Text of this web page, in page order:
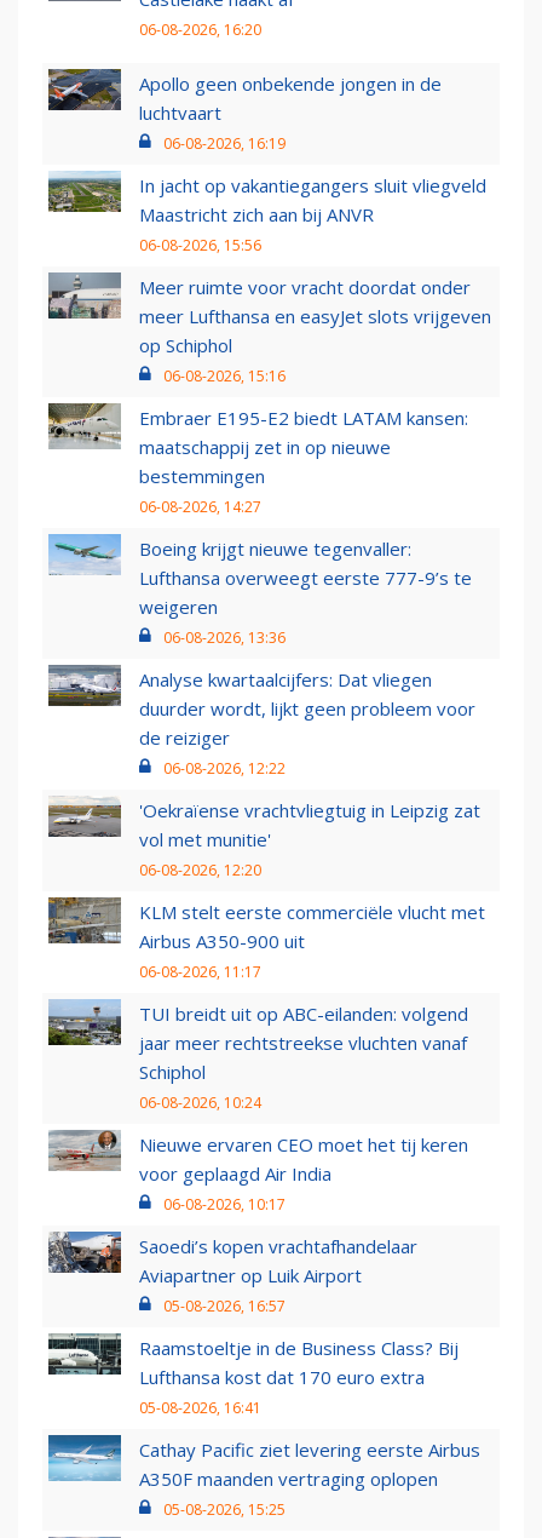
06-08-2026, 16:20
Apollo geen onbekende jongen in de
luchtvaart
06-08-2026, 16:19
In jacht op vakantiegangers sluit vliegveld
Maastricht zich aan bij ANVR
06-08-2026, 15:56
Meer ruimte voor vracht doordat onder
meer Lufthansa en easyJet slots vrijgeven
op Schiphol
06-08-2026, 15:16
Embraer E195-E2 biedt LATAM kansen:
maatschappij zet in op nieuwe
bestemmingen
06-08-2026, 14:27
Boeing krijgt nieuwe tegenvaller:
Lufthansa overweegt eerste 777-9’s te
weigeren
06-08-2026, 13:36
Analyse kwartaalcijfers: Dat vliegen
duurder wordt, lijkt geen probleem voor
de reiziger
06-08-2026, 12:22
'Oekraïense vrachtvliegtuig in Leipzig zat
vol met munitie'
06-08-2026, 12:20
KLM stelt eerste commerciële vlucht met
Airbus A350-900 uit
06-08-2026, 11:17
TUI breidt uit op ABC-eilanden: volgend
jaar meer rechtstreekse vluchten vanaf
Schiphol
06-08-2026, 10:24
Nieuwe ervaren CEO moet het tij keren
voor geplaagd Air India
06-08-2026, 10:17
Saoedi’s kopen vrachtafhandelaar
Aviapartner op Luik Airport
05-08-2026, 16:57
Raamstoeltje in de Business Class? Bij
Lufthansa kost dat 170 euro extra
05-08-2026, 16:41
Cathay Pacific ziet levering eerste Airbus
A350F maanden vertraging oplopen
05-08-2026, 15:25